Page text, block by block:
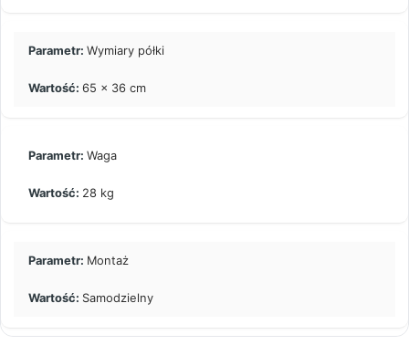
Wymiary półki
65 x 36 cm
Waga
28 kg
Montaż
Samodzielny